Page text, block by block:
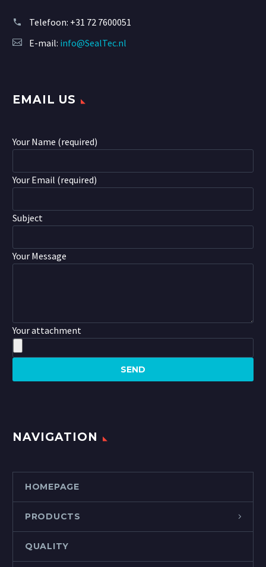
Telefoon: +31 72 7600051
E-mail: info@SealTec.nl
EMAIL US
Your Name (required)
Your Email (required)
Subject
Your Message
Your attachment
NAVIGATION
HOMEPAGE
PRODUCTS
QUALITY